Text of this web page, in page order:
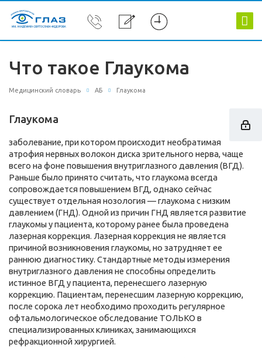
Что такое Глаукома
Медицинский словарь АБ Глаукома
Глаукома
заболевание, при котором происходит необратимая
атрофия нервных волокон диска зрительного нерва, чаще
всего на фоне повышения внутриглазного давления (ВГД).
Раньше было принято считать, что глаукома всегда
сопровождается повышением ВГД, однако сейчас
существует отдельная нозология — глаукома с низким
давлением (ГНД). Одной из причин ГНД является развитие
глаукомы у пациента, которому ранее была проведена
лазерная коррекция. Лазерная коррекция не является
причиной возникновения глаукомы, но затрудняет ее
раннюю диагностику. Стандартные методы измерения
внутриглазного давления не способны определить
истинное ВГД у пациента, перенесшего лазерную
коррекцию. Пациентам, перенесшим лазерную коррекцию,
после сорока лет необходимо проходить регулярное
офтальмологическое обследование ТОЛЬКО в
специализированных клиниках, занимающихся
рефракционной хирургией.